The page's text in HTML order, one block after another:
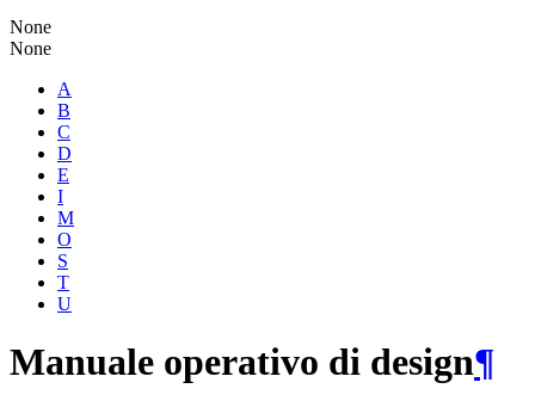
None
None
A
B
C
D
E
I
M
O
S
T
U
Manuale operativo di design¶